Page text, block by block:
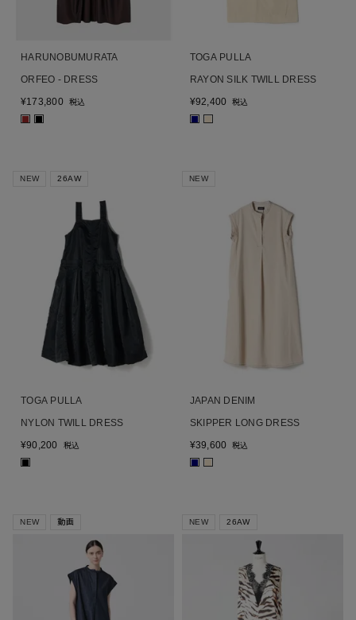
HARUNOBUMURATA
ORFEO - DRESS
¥173,800 税込
■ ■
TOGA PULLA
RAYON SILK TWILL DRESS
¥92,400 税込
■
NEW 26AW
TOGA PULLA
NYLON TWILL DRESS
¥90,200 税込
NEW
JAPAN DENIM
SKIPPER LONG DRESS
¥39,600 税込
NEW 動画 NEW 26AW